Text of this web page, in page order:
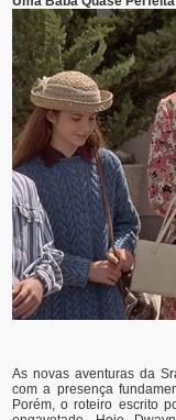
As novas aventuras da
com a presença
Porém, o roteiro escrito